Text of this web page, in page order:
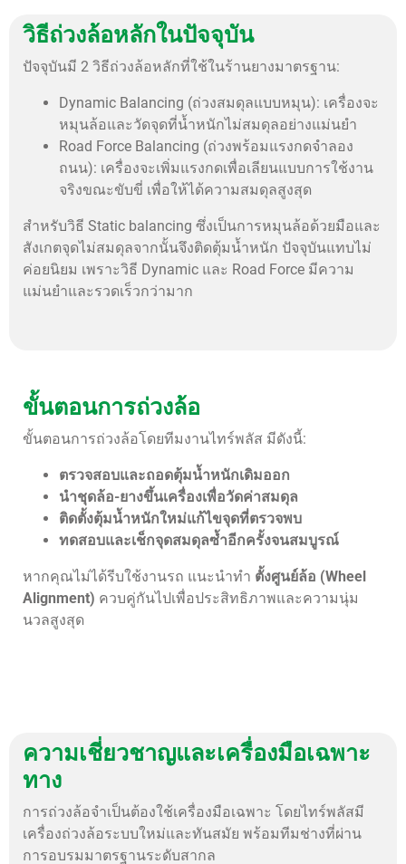
วิธีถ่วงล้อหลักในปัจจุบัน
ปัจจุบันมี 2 วิธีถ่วงล้อหลักที่ใช้ในร้านยางมาตรฐาน:
Dynamic Balancing (ถ่วงสมดุลแบบหมุน): เครื่องจะ
หมุนล้อและวัดจุดที่น้ำหนักไม่สมดุลอย่างแม่นยำ
Road Force Balancing (ถ่วงพร้อมแรงกดจำลอง
ถนน): เครื่องจะเพิ่มแรงกดเพื่อเลียนแบบการใช้งาน
จริงขณะขับขี่ เพื่อให้ได้ความสมดุลสูงสุด
สำหรับวิธี Static balancing ซึ่งเป็นการหมุนล้อด้วยมือและ
สังเกตจุดไม่สมดุลจากนั้นจึงติดตุ้มน้ำหนัก ปัจจุบันแทบไม่
ค่อยนิยม เพราะวิธี Dynamic และ Road Force มีความ
แม่นยำและรวดเร็วกว่ามาก
ขั้นตอนการถ่วงล้อ
ขั้นตอนการถ่วงล้อโดยทีมงานไทร์พลัส มีดังนี้:
ตรวจสอบและถอดตุ้มน้ำหนักเดิมออก
นำชุดล้อ-ยางขึ้นเครื่องเพื่อวัดค่าสมดุล
ติดตั้งตุ้มน้ำหนักใหม่แก้ไขจุดที่ตรวจพบ
ทดสอบและเช็กจุดสมดุลซ้ำอีกครั้งจนสมบูรณ์
หากคุณไม่ได้รีบใช้งานรถ แนะนำทำ ตั้งศูนย์ล้อ (Wheel
Alignment) ควบคู่กันไปเพื่อประสิทธิภาพและความนุ่ม
นวลสูงสุด
ความเชี่ยวชาญและเครื่องมือเฉพาะ
ทาง
การถ่วงล้อจำเป็นต้องใช้เครื่องมือเฉพาะ โดยไทร์พลัสมี
เครื่องถ่วงล้อระบบใหม่และทันสมัย พร้อมทีมช่างที่ผ่าน
การอบรมมาตรฐานระดับสากล